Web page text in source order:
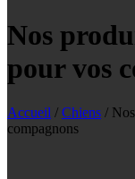
Nos
pour vos
Accueil / Chiens /
compagnons